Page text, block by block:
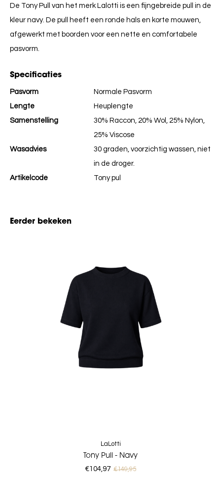
De Tony Pull van het merk Lalotti is een fijngebreide pull in de
kleur navy. De pull heeft een ronde hals en korte mouwen,
afgewerkt met boorden voor een nette en comfortabele
pasvorm.
Specificaties
Pasvorm
Normale Pasvorm
Lengte
Heuplengte
Samenstelling
30% Raccon, 20% Wol, 25% Nylon,
25% Viscose
Wasadvies
30 graden, voorzichtig wassen, niet
in de droger.
Artikelcode
Tony pul
Eerder bekeken
LaLotti
Tony Pull - Navy
€104,97 €149,95